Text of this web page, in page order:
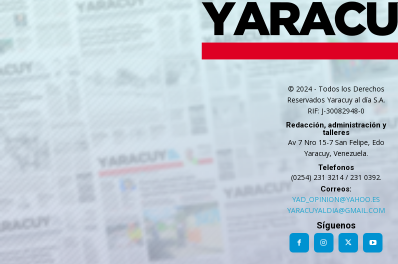
© 2024 - Todos los Derechos
Reservados Yaracuy al día S.A.
RIF: J-30082948-0
Redacción, administración y
talleres
Av 7 Nro 15-7 San Felipe, Edo
Yaracuy, Venezuela.
Telefonos
(0254) 231 3214 / 231 0392.
Correos:
YAD_OPINION@YAHOO.ES
YARACUYALDIA@GMAIL.COM
Síguenos